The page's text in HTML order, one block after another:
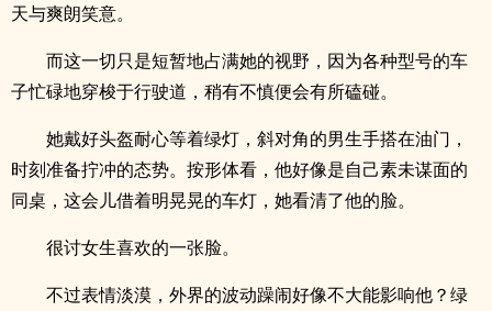
天与爽朗笑意。
而这一切只是短暂地占满她的视野，因为各种型号的车
子忙碌地穿梭于行驶道，稍有不慎便会有所磕碰。
她戴好头盔耐心等着绿灯，斜对角的男生手搭在油门，
时刻准备拧冲的态势。按形体看，他好像是自己素未谋面的
同桌，这会儿借着明晃晃的车灯，她看清了他的脸。
很讨女生喜欢的一张脸。
不过表情淡漠，外界的波动躁闹好像不大能影响他？绿